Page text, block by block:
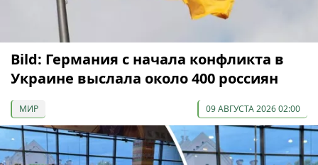
Bild: Германия с начала конфликта в
Украине выслала около 400 россиян
МИР 09 АВГУСТА 2026 02:00